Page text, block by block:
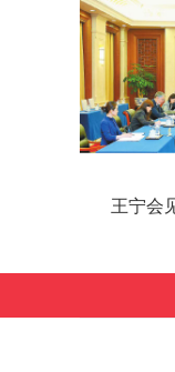
王宁会